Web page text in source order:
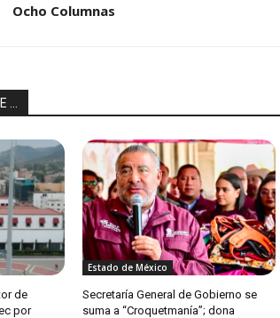
Ocho Columnas
de
por
Estado de México
Secretaría General de Gobierno se
suma a “Croquetmanía”; dona